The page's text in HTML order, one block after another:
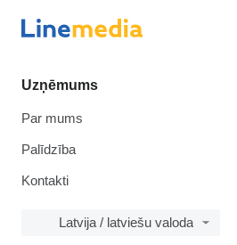
Uzņēmums
Par mums
Palīdzība
Kontakti
Latvija / latviešu valoda